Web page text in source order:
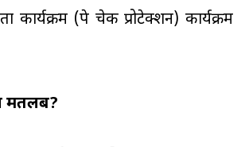
कार्यक्रम (पे चेक प्रोटेक्शन) कार्यक्रम
मतलब?